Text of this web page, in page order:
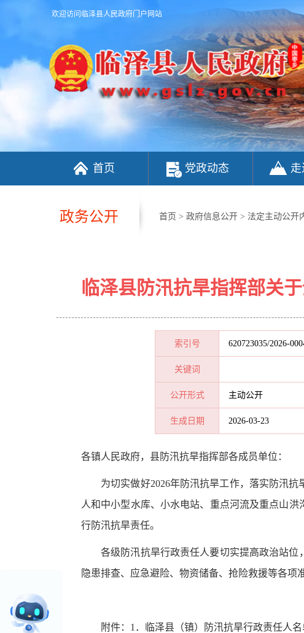
欢迎访问临泽县人民政府门户网站
首页 党政动态 走
政务公开 首页 > 政府信息公开 > 法定主动公开
临泽县防汛抗旱指挥部关
索引号 620723035/2026-
关键词
公开形式 主动公开
生成日期 2026-03-23
各镇人民政府，县防汛抗旱指挥部各成员单位：
为切实做好2026年防汛抗旱工作， 落实防汛抗
人和中小型水库、小水电站、重点河流及重点山
行防汛抗旱责任。
各级防汛抗旱行政责任人要切实提高政治站位，
隐患排查、应急避险、物资储备、抢险救援等各项
附件： 1．临泽县（镇）防汛抗旱行政责任人名